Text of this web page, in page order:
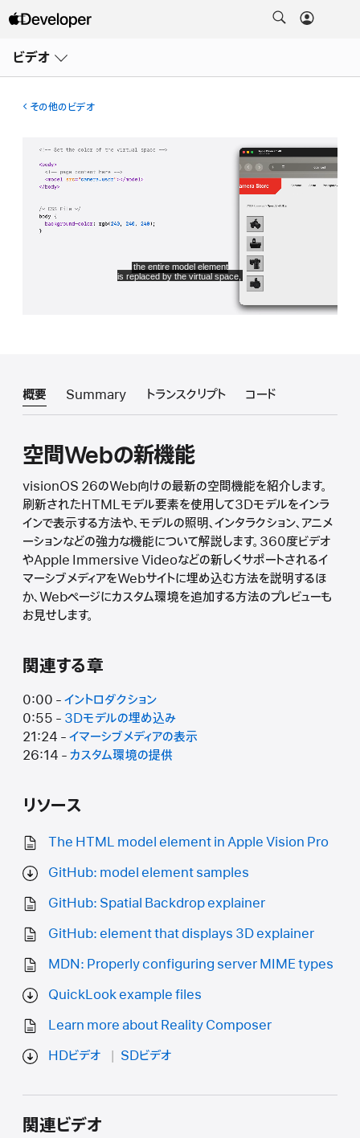
ビデオ
ー
その他のビデオ
概要 Summary トランスクリプト コード
空間Webの新機能
visionOS 26のWeb向けの最新の空間機能を紹介します。
刷新されたHTMLモデル要素を使用して3Dモデルをインラ
インで表示する方法や、モデルの照明、インタラクション、アニメ
ーションなどの強力な機能について解説します。360度ビデオ
やApple Immersive Videoなどの新しくサポートされるイ
マーシブメディアをWebサイトに埋め込む方法を説明するほ
か、Webページにカスタム環境を追加する方法のプレビューも
お見せします。
関連する章
0:00 - イントロダクション
0:55 - 3Dモデルの埋め込み
21:24 - イマーシブメディアの表示
26:14 - カスタム環境の提供
リソース
The HTML model element in Apple Vision Pro
GitHub: model element samples
GitHub: Spatial Backdrop explainer
GitHub: element that displays 3D explainer
MDN: Properly configuring server MIME types
QuickLook example files
Learn more about Reality Composer
HDビデオ
SDビデオ
関連ビデオ